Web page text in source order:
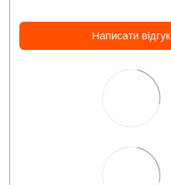
Написати відгук